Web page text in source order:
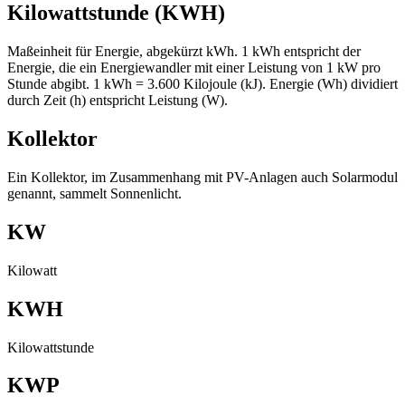
Kilowattstunde (KWH)
Maßeinheit für Energie, abgekürzt kWh. 1 kWh entspricht der
Energie, die ein Energiewandler mit einer Leistung von 1 kW pro
Stunde abgibt. 1 kWh = 3.600 Kilojoule (kJ). Energie (Wh) dividiert
durch Zeit (h) entspricht Leistung (W).
Kollektor
Ein Kollektor, im Zusammenhang mit PV-Anlagen auch Solarmodul
genannt, sammelt Sonnenlicht.
KW
Kilowatt
KWH
Kilowattstunde
KWP